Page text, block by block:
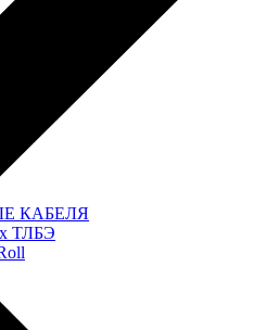
КАБЕЛЯ
ТЛБЭ